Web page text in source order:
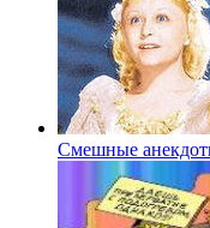
Смешные